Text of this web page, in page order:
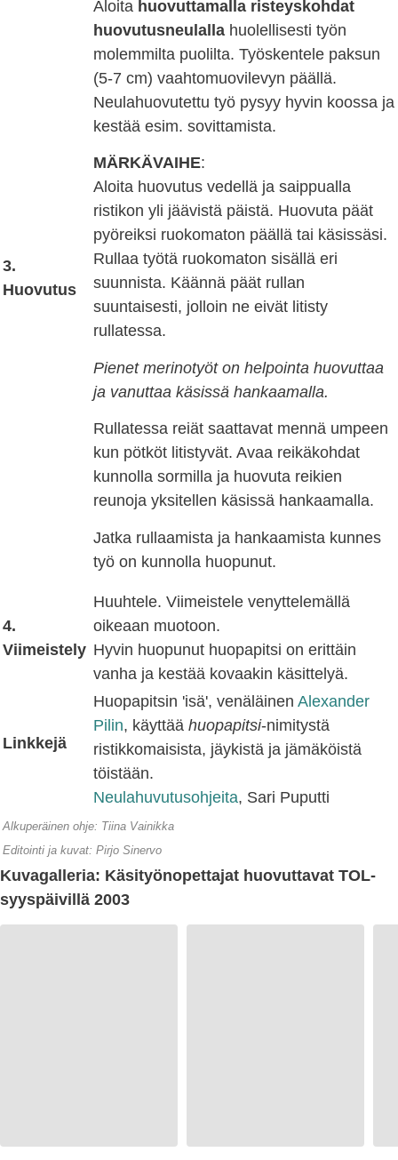
3.
Huovutus
Aloita huovuttamalla risteyskohdat
huovutusneulalla huolellisesti työn
molemmilta puolilta. Työskentele paksun
(5-7 cm) vaahtomuovilevyn päällä.
Neulahuovutettu työ pysyy hyvin koossa ja
kestää esim. sovittamista.
MÄRKÄVAIHE:
Aloita huovutus vedellä ja saippualla
ristikon yli jäävistä päistä. Huovuta päät
pyöreiksi ruokomaton päällä tai käsissäsi.
Rullaa työtä ruokomaton sisällä eri
suunnista. Käännä päät rullan
suuntaisesti, jolloin ne eivät litisty
rullatessa.
Pienet merinotyöt on helpointa huovuttaa
ja vanuttaa käsissä hankaamalla.
Rullatessa reiät saattavat mennä umpeen
kun pötköt litistyvät. Avaa reikäkohdat
kunnolla sormilla ja huovuta reikien
reunoja yksitellen käsissä hankaamalla.
Jatka rullaamista ja hankaamista kunnes
työ on kunnolla huopunut.
4.
Viimeistely
Huuhtele. Viimeistele venyttelemällä
oikeaan muotoon.
Hyvin huopunut huopapitsi on erittäin
vanha ja kestää kovaakin käsittelyä.
Linkkejä
Huopapitsin 'isä', venäläinen Alexander
Pilin, käyttää huopapitsi-nimitystä
ristikkomaisista, jäykistä ja jämäköistä
töistään.
Neulahuvutusohjeita, Sari Puputti
Alkuperäinen ohje: Tiina Vainikka
Editointi ja kuvat: Pirjo Sinervo
Kuvagalleria: Käsityönopettajat huovuttavat TOL-
syyspäivillä 2003